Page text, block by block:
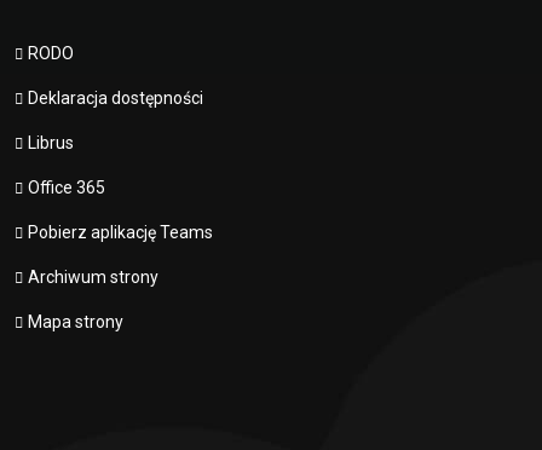
RODO
Deklaracja dostępności
Librus
Office 365
Pobierz aplikację Teams
Archiwum strony
Mapa strony